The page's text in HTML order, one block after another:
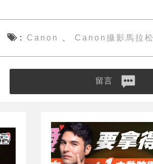
Canon Canon攝影馬拉松
留言